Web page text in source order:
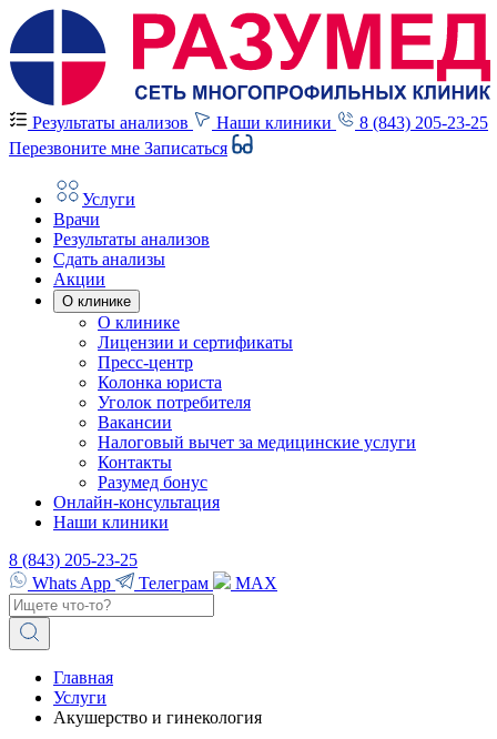
Результаты анализов Наши клиники
8 (843) 205-23-25
Перезвоните мне Записаться
Услуги
Врачи
Результаты анализов
Сдать анализы
Акции
О клинике
О клинике
Лицензии и сертификаты
Пресс-центр
Колонка юриста
Уголок потребителя
Вакансии
Налоговый вычет за медицинские услуги
Контакты
Разумед бонус
Онлайн-консультация
Наши клиники
8 (843) 205-23-25
Whats App
Телеграм MAX
Главная
Услуги
Акушерство и гинекология